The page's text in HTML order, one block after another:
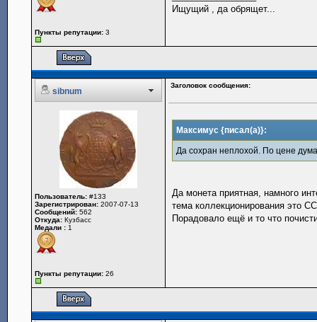
Пункты репутации: 3
Ищущий , да обрящет...
sibnum
Заголовок сообщения:
Пользователь: #133
Зарегистрирован: 2007-07-13
Сообщений: 562
Откуда: Кузбасс
Медали : 1
Пункты репутации: 26
Максимус {писал(а)}:
Да сохран неплохой. По цене
Да монета приятная, намного
тема коллекционирования это
Порадовало ещё и то что